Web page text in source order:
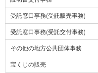
受託窓口事務(受託販売事務)
受託窓口事務(受託交付事務)
その他の地方公共団体事務
宝くじの販売